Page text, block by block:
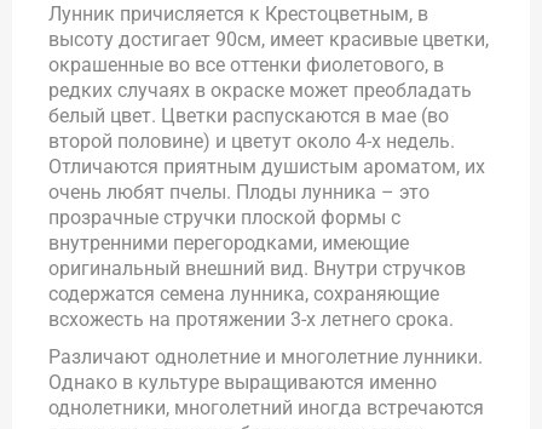
Лунник причисляется к Крестоцветным, в
высоту достигает 90см, имеет красивые цветки,
окрашенные во все оттенки фиолетового, в
редких случаях в окраске может преобладать
белый цвет. Цветки распускаются в мае (во
второй половине) и цветут около 4-х недель.
Отличаются приятным душистым ароматом, их
очень любят пчелы. Плоды лунника – это
прозрачные стручки плоской формы с
внутренними перегородками, имеющие
оригинальный внешний вид. Внутри стручков
содержатся семена лунника, сохраняющие
всхожесть на протяжении 3-х летнего срока.
Различают однолетние и многолетние лунники.
Однако в культуре выращиваются именно
однолетники, многолетний иногда встречаются